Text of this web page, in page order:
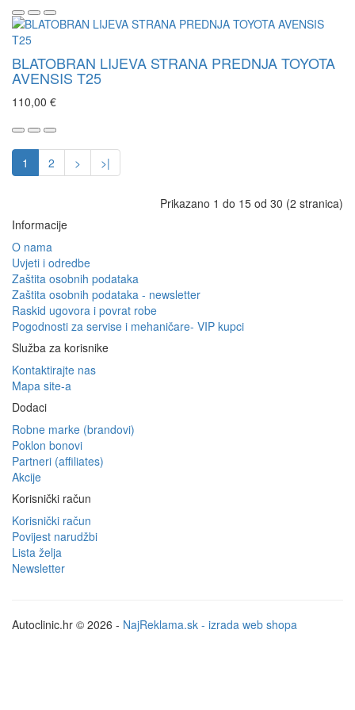
BLATOBRAN LIJEVA STRANA PREDNJA TOYOTA
AVENSIS T25
110,00 €
1 2 > >|
Prikazano 1 do 15 od 30 (2 stranica)
Informacije
O nama
Uvjeti i odredbe
Zaštita osobnih podataka
Zaštita osobnih podataka - newsletter
Raskid ugovora i povrat robe
Pogodnosti za servise i mehaničare- VIP kupci
Služba za korisnike
Kontaktirajte nas
Mapa site-a
Dodaci
Robne marke (brandovi)
Poklon bonovi
Partneri (affiliates)
Akcije
Korisnički račun
Korisnički račun
Povijest narudžbi
Lista želja
Newsletter
Autoclinic.hr © 2026 - NajReklama.sk - izrada web shopa